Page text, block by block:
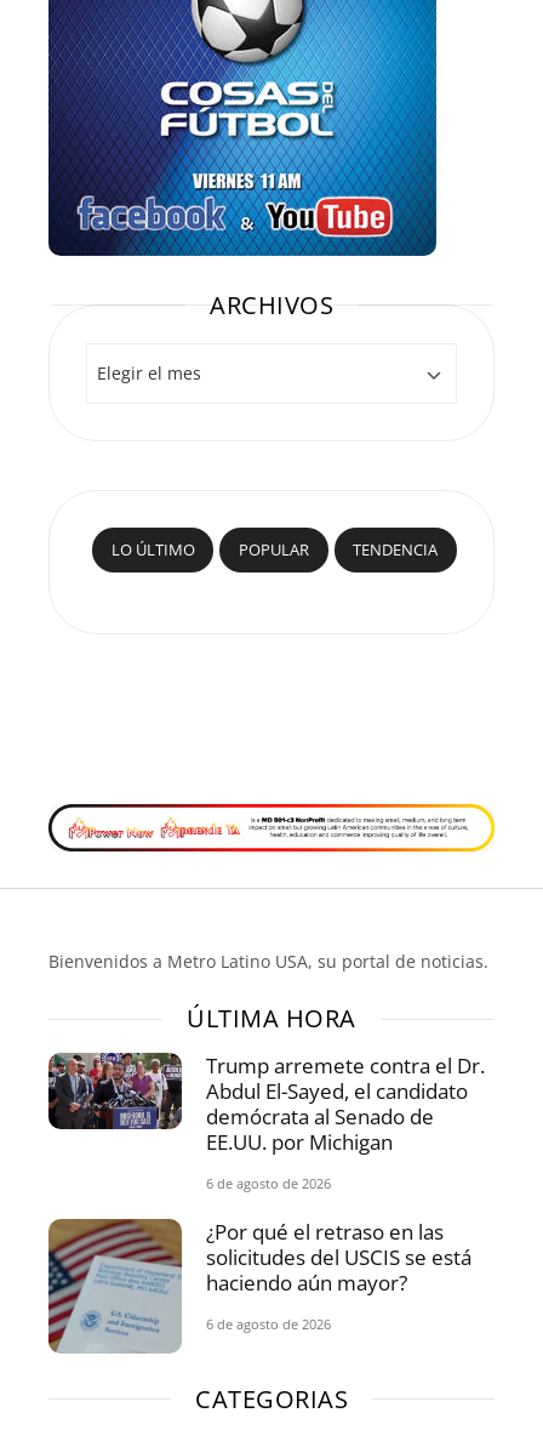
ARCHIVOS
LO ÚLTIMO POPULAR TENDENCIA
Bienvenidos a Metro Latino USA, su portal de noticias.
ÚLTIMA HORA
Trump arremete contra el Dr.
Abdul El-Sayed, el candidato
demócrata al Senado de
EE.UU. por Michigan
6 de agosto de 2026
¿Por qué el retraso en las
solicitudes del USCIS se está
haciendo aún mayor?
6 de agosto de 2026
CATEGORIAS